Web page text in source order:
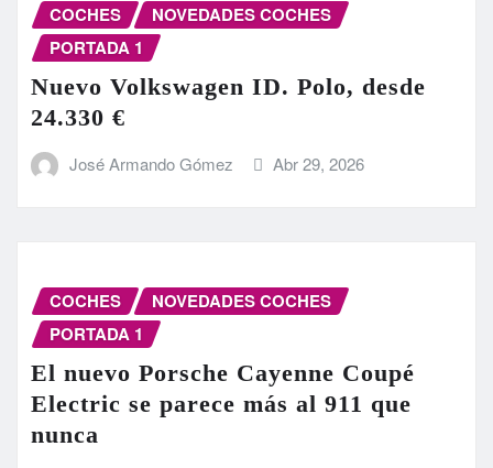
COCHES
NOVEDADES COCHES
PORTADA 1
Nuevo Volkswagen ID. Polo, desde
24.330 €
José Armando Gómez Abr 29, 2026
COCHES
NOVEDADES COCHES
PORTADA 1
El nuevo Porsche Cayenne Coupé
Electric se parece más al 911 que
nunca